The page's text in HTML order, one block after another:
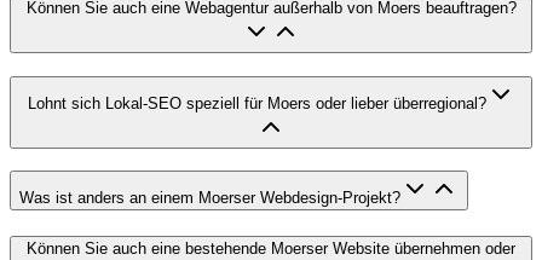
Können Sie auch eine Webagentur außerhalb von Moers beauftragen?
Lohnt sich Lokal-SEO speziell für Moers oder lieber überregional?
Was ist anders an einem Moerser Webdesign-Projekt?
Können Sie auch eine bestehende Moerser Website übernehmen oder